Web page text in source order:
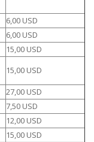
6,00 USD
6,00 USD
15,00 USD
15,00 USD
27,00 USD
7,50 USD
12,00 USD
15,00 USD